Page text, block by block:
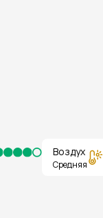
Воздух
Средняя